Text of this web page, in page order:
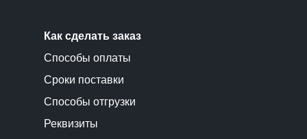
Как сделать заказ
Способы оплаты
Сроки поставки
Способы отгрузки
Реквизиты